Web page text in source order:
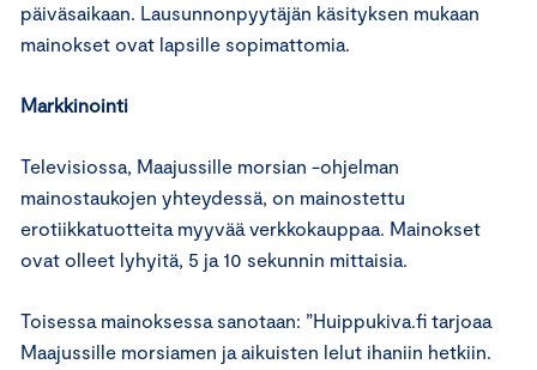
päiväsaikaan. Lausunnonpyytäjän käsityksen mukaan
mainokset ovat lapsille sopimattomia.
Markkinointi
Televisiossa, Maajussille morsian -ohjelman
mainostaukojen yhteydessä, on mainostettu
erotiikkatuotteita myyvää verkkokauppaa. Mainokset
ovat olleet lyhyitä, 5 ja 10 sekunnin mittaisia.
Toisessa mainoksessa sanotaan: ”Huippukiva.fi tarjoaa
Maajussille morsiamen ja aikuisten lelut ihaniin hetkiin.